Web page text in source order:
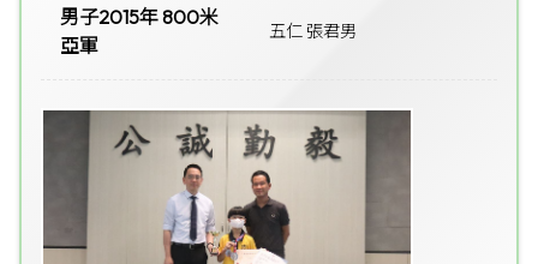
男子2015年 800米
亞軍
五仁 張君男